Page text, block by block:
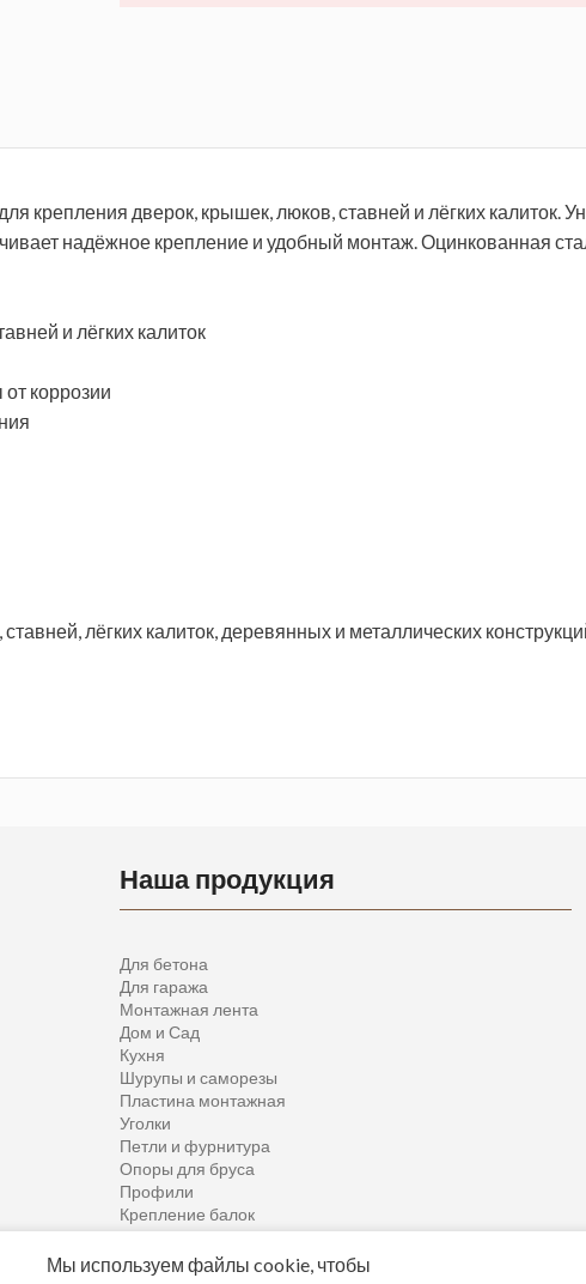
крепления дверок, крышек, люков, ставней и лёгких калиток.
надёжное крепление и удобный монтаж. Оцинкованная
и лёгких калиток
коррозии
лёгких калиток, деревянных и металлических
Наша продукция
Для бетона
Для гаража
Монтажная лента
Дом и Сад
Кухня
Шурупы и саморезы
Пластина монтажная
Уголки
Петли и фурнитура
Опоры для бруса
Профили
Крепление балок
Спорт и развлечения
Мы используем файлы cookie, чтобы